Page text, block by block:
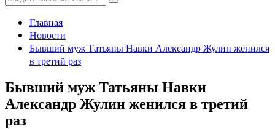
Поиск
Главная
Новости
Бывший муж Татьяны Навки Александр Жулин женился
в третий раз
Бывший муж Татьяны Навки
Александр Жулин женился в третий
раз